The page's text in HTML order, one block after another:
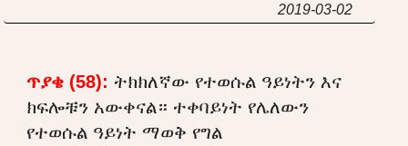
2019-03-02
ጥያቄ (58): ትክክለኛው የተወሱል ዓይነትን እና
ክፍሎቹን አውቀናል። ተቀባይነት የሌለውን
የተወሱል ዓይነት ማወቅ የግል